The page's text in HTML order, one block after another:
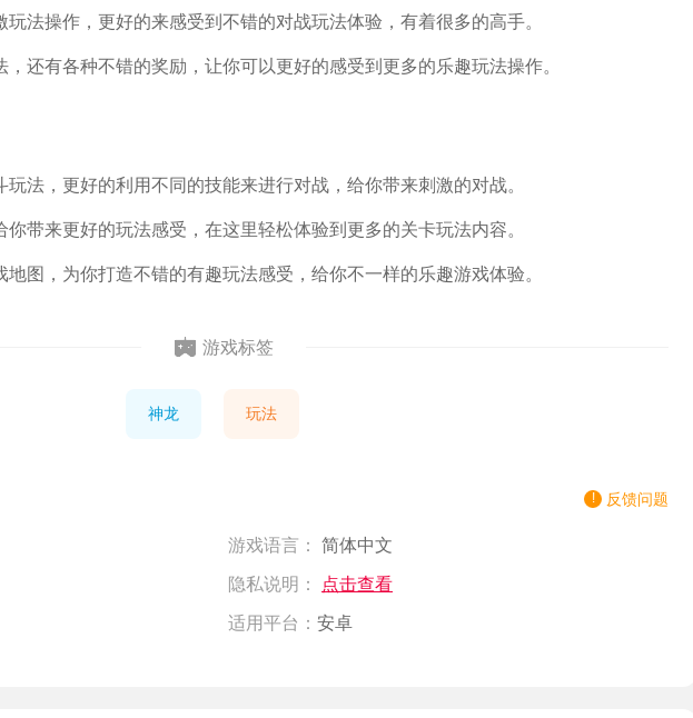
法操作，更好的来感受到不错的对战玩法体验，有着很多的高手。
还有各种不错的奖励，让你可以更好的感受到更多的乐趣玩法操作。
法，更好的利用不同的技能来进行对战，给你带来刺激的对战。
带来更好的玩法感受，在这里轻松体验到更多的关卡玩法内容。
图，为你打造不错的有趣玩法感受，给你不一样的乐趣游戏体验。
游戏标签
神龙 玩法
反馈问题
游戏语言： 简体中文
隐私说明： 点击查看
适用平台： 安卓